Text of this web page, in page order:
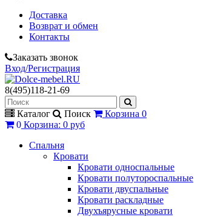
Доставка
Возврат и обмен
Контакты
Заказать звонок
Вход/Регистрация
8(495)118-21-69
Каталог Поиск Корзина 0
0 Корзина: 0 руб
Спальня
Кровати
Кровати односпальные
Кровати полутороспальные
Кровати двуспальные
Кровати раскладные
Двухъярусные кровати